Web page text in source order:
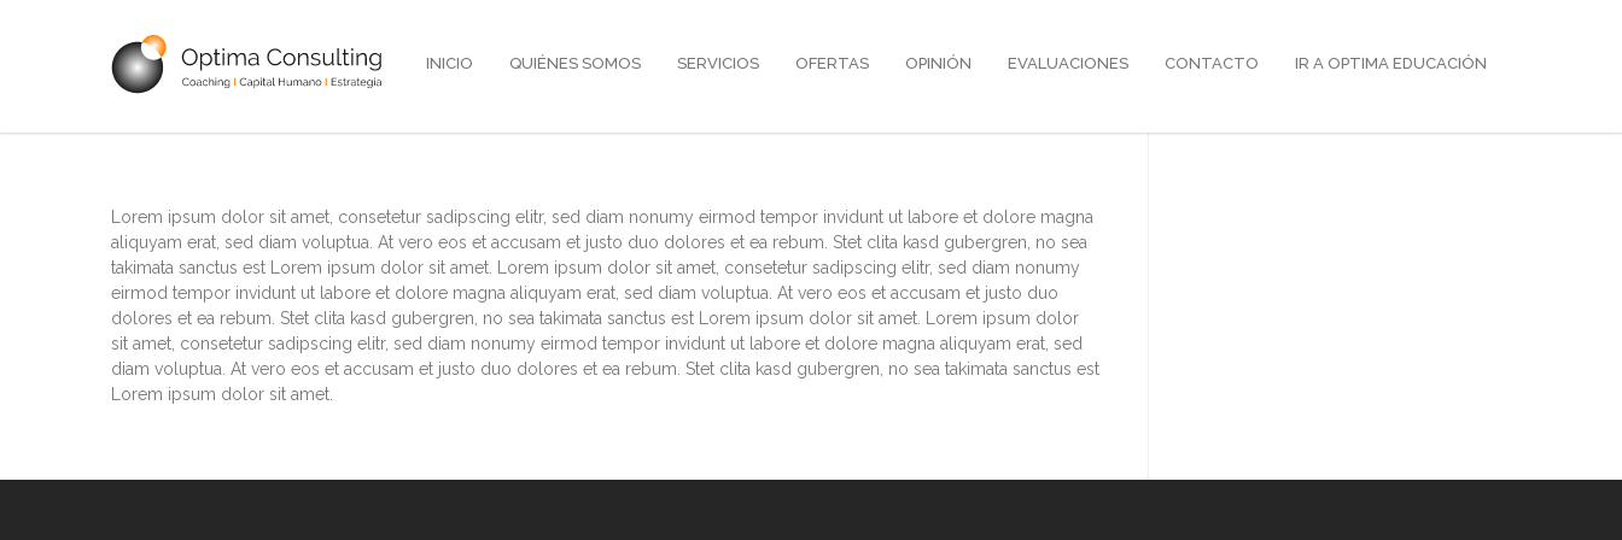
INICIO QUIÉNES SOMOS SERVICIOS OFERTAS OPINIÓN EVALUACIONES CONTACTO IR A OPTIMA EDUCACIÓN
Lorem ipsum dolor sit amet, consetetur sadipscing elitr, sed diam nonumy eirmod tempor invidunt ut labore et dolore magna
aliquyam erat, sed diam voluptua. At vero eos et accusam et justo duo dolores et ea rebum. Stet clita kasd gubergren, no sea
takimata sanctus est Lorem ipsum dolor sit amet. Lorem ipsum dolor sit amet, consetetur sadipscing elitr, sed diam nonumy
eirmod tempor invidunt ut labore et dolore magna aliquyam erat, sed diam voluptua. At vero eos et accusam et justo duo
dolores et ea rebum. Stet clita kasd gubergren, no sea takimata sanctus est Lorem ipsum dolor sit amet. Lorem ipsum dolor
sit amet, consetetur sadipscing elitr, sed diam nonumy eirmod tempor invidunt ut labore et dolore magna aliquyam erat, sed
diam voluptua. At vero eos et accusam et justo duo dolores et ea rebum. Stet clita kasd gubergren, no sea takimata sanctus est
Lorem ipsum dolor sit amet.